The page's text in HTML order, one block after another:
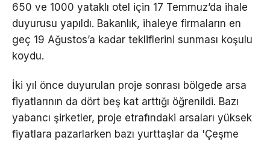
650 ve 1000 yataklı otel için 17 Temmuz’da ihale
duyurusu yapıldı. Bakanlık, ihaleye firmaların en
geç 19 Ağustos’a kadar tekliflerini sunması koşulu
koydu.
İki yıl önce duyurulan proje sonrası bölgede arsa
fiyatlarının da dört beş kat arttığı öğrenildi. Bazı
yabancı şirketler, proje etrafındaki arsaları yüksek
fiyatlara pazarlarken bazı yurttaşlar da 'Çeşme